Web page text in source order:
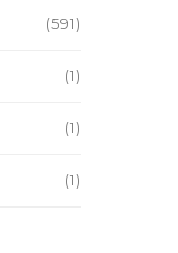
(591)
(1)
(1)
(1)